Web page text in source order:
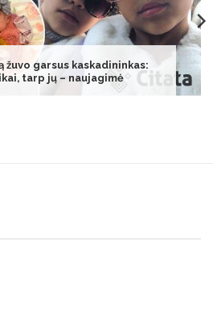
ligoninės išėjo tuščiomis:
kūdikis mirė, netilpo galvoje“